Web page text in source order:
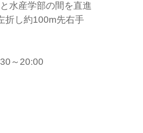
水産学部の間を直進
折し約100m先右手
～20:00